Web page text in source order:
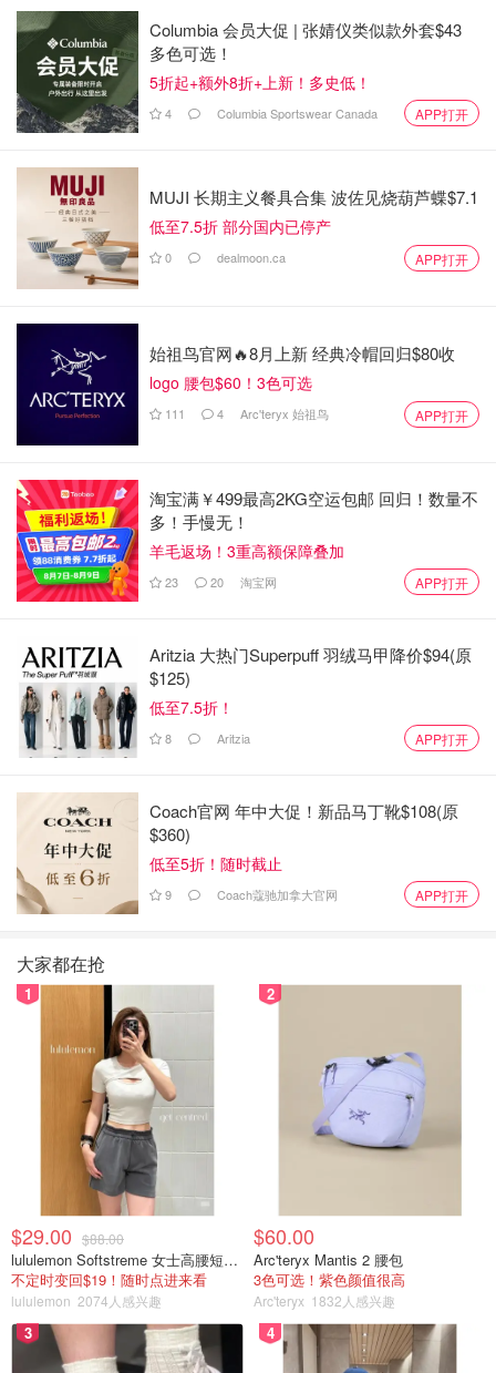
盒子侧面标注了产品信息
产品外包装是极简的白色礼盒，质感高级，非常适合送礼或
自己收藏。打开后可以看到6样物品：
Columbia 会员大促 | 张婧仪类似款外套$43
多色可选！
5折起+额外8折+上新！多史低！
4 Columbia Sportswear Canada APP打开
MUJI 长期主义餐具合集 波佐见烧葫芦蝶$7.1
低至7.5折 部分国内已停产
0 dealmoon.ca APP打开
始祖鸟官网🔥8月上新 经典冷帽回归$80收
logo 腰包$60！3色可选
111 4 Arc'teryx 始祖鸟 APP打开
淘宝满￥499最高2KG空运包邮 回归！数量不
多！手慢无！
羊毛返场！3重高额保障叠加
23 20 淘宝网 APP打开
Aritzia 大热门Superpuff 羽绒马甲降价$94(原
$125)
低至7.5折！
8 Aritzia APP打开
Coach官网 年中大促！新品马丁靴$108(原
$360)
低至5折！随时截止
9 Coach蔻驰加拿大官网 APP打开
大家都在抢
1
$29.00 $88.00
lululemon Softstreme 女士高腰短裤 10cm
不定时变回$19！随时点进来看
lululemon 2074人感兴趣
2
$60.00
Arc'teryx Mantis 2 腰包
3色可选！紫色颜值很高
Arc'teryx 1832人感兴趣
3 4